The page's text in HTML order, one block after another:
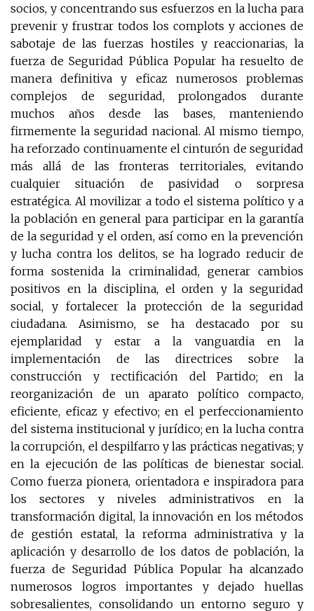
socios, y concentrando sus esfuerzos en la lucha para
prevenir y frustrar todos los complots y acciones de
sabotaje de las fuerzas hostiles y reaccionarias, la
fuerza de Seguridad Pública Popular ha resuelto de
manera definitiva y eficaz numerosos problemas
complejos de seguridad, prolongados durante
muchos años desde las bases, manteniendo
firmemente la seguridad nacional. Al mismo tiempo,
ha reforzado continuamente el cinturón de seguridad
más allá de las fronteras territoriales, evitando
cualquier situación de pasividad o sorpresa
estratégica. Al movilizar a todo el sistema político y a
la población en general para participar en la garantía
de la seguridad y el orden, así como en la prevención
y lucha contra los delitos, se ha logrado reducir de
forma sostenida la criminalidad, generar cambios
positivos en la disciplina, el orden y la seguridad
social, y fortalecer la protección de la seguridad
ciudadana. Asimismo, se ha destacado por su
ejemplaridad y estar a la vanguardia en la
implementación de las directrices sobre la
construcción y rectificación del Partido; en la
reorganización de un aparato político compacto,
eficiente, eficaz y efectivo; en el perfeccionamiento
del sistema institucional y jurídico; en la lucha contra
la corrupción, el despilfarro y las prácticas negativas; y
en la ejecución de las políticas de bienestar social.
Como fuerza pionera, orientadora e inspiradora para
los sectores y niveles administrativos en la
transformación digital, la innovación en los métodos
de gestión estatal, la reforma administrativa y la
aplicación y desarrollo de los datos de población, la
fuerza de Seguridad Pública Popular ha alcanzado
numerosos logros importantes y dejado huellas
sobresalientes, consolidando un entorno seguro y